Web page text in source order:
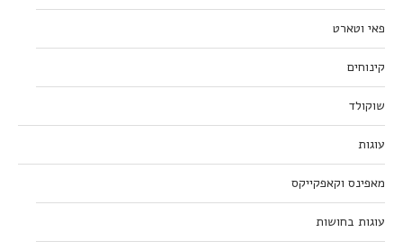
פאי וטארט
קינוחים
שוקולד
עוגות
מאפינס וקאפקייקס
עוגות בחושות